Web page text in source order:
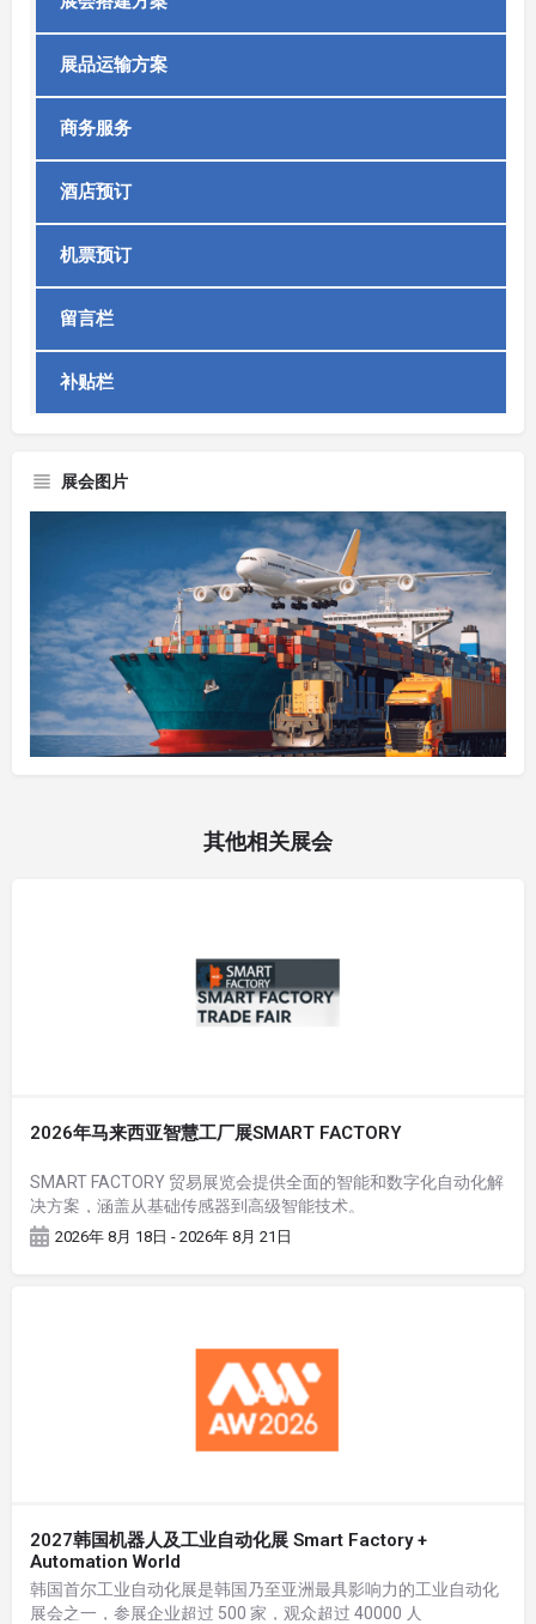
展品运输方案
商务服务
酒店预订
机票预订
留言栏
补贴栏
展会图片
其他相关展会
2026年马来西亚智慧工厂展SMART FACTORY
SMART FACTORY 贸易展览会提供全面的智能和数字化自动化解
决方案，涵盖从基础传感器到高级智能技术。
2026年 8月 18日 - 2026年 8月 21日
2027韩国机器人及工业自动化展 Smart Factory +
Automation World
韩国首尔工业自动化展是韩国乃至亚洲最具影响力的工业自动化
展会之一，参展企业超过 500 家，观众超过 40000 人